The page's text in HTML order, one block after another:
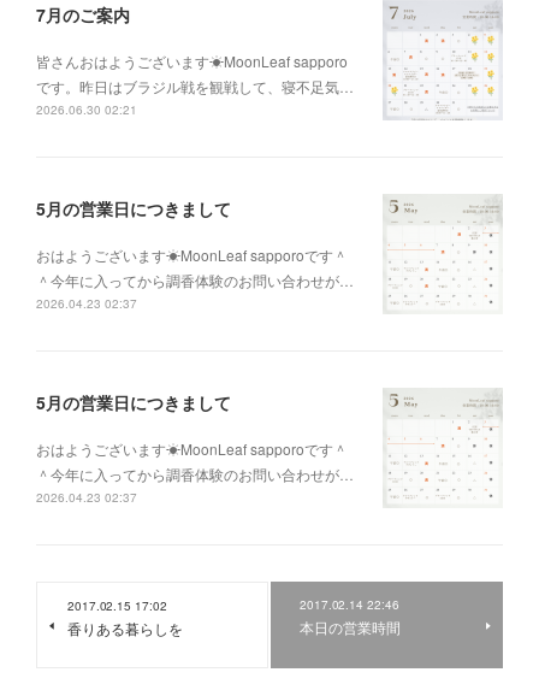
7月のご案内
皆さんおはようございます☀MoonLeaf sapporo
です。昨日はブラジル戦を観戦して、寝不足気…
2026.06.30 02:21
5月の営業日につきまして
おはようございます☀MoonLeaf sapporoです＾
＾今年に入ってから調香体験のお問い合わせが…
2026.04.23 02:37
5月の営業日につきまして
おはようございます☀MoonLeaf sapporoです＾
＾今年に入ってから調香体験のお問い合わせが…
2026.04.23 02:37
2017.02.15 17:02
香りある暮らしを
2017.02.14 22:46
本日の営業時間